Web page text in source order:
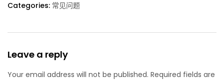
Categories: 常见问题
Leave a reply
Your email address will not be published. Required fields are